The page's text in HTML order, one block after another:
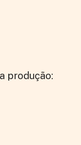
produção: